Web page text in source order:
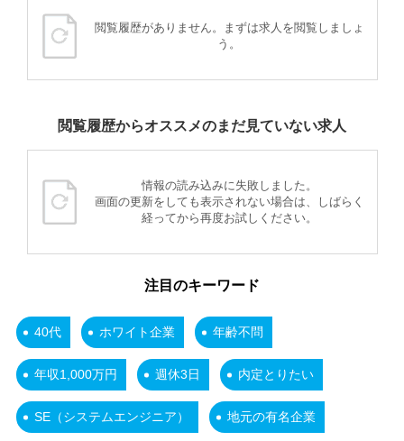
閲覧履歴がありません。まずは求人を閲覧しましょ
う。
閲覧履歴からオススメのまだ見ていない求人
情報の読み込みに失敗しました。
画面の更新をしても表示されない場合は、しばらく
経ってから再度お試しください。
注目のキーワード
40代 ホワイト企業 年齢不問
年収1,000万円 週休3日 内定とりたい
SE（システムエンジニア） 地元の有名企業